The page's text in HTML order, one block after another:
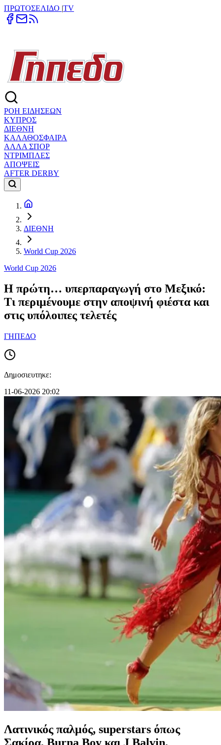
ΠΡΩΤΟΣΕΛΙΔΟ |TV
ΡΟΗ ΕΙΔΗΣΕΩΝ
ΚΥΠΡΟΣ
ΔΙΕΘΝΗ
ΚΑΛΑΘΟΣΦΑΙΡΑ
ΑΛΛΑ ΣΠΟΡ
ΝΤΡΙΜΠΛΕΣ
ΑΠΟΨΕΙΣ
AFTER DERBY
ΔΙΕΘΝΗ
World Cup 2026
World Cup 2026
Η πρώτη… υπερπαραγωγή στο Μεξικό:
Τι περιμένουμε στην αποψινή φιέστα και
στις υπόλοιπες τελετές
ΓΗΠΕΔΟ
Δημοσιευτηκε:
11-06-2026 20:02
Λατινικός παλμός, superstars όπως